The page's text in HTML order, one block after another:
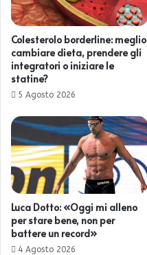
Colesterolo borderline: meglio
cambiare dieta, prendere gli
integratori o iniziare le
statine?
5 Agosto 2026
Luca Dotto: «Oggi mi alleno
per stare bene, non per
battere un record»
4 Agosto 2026